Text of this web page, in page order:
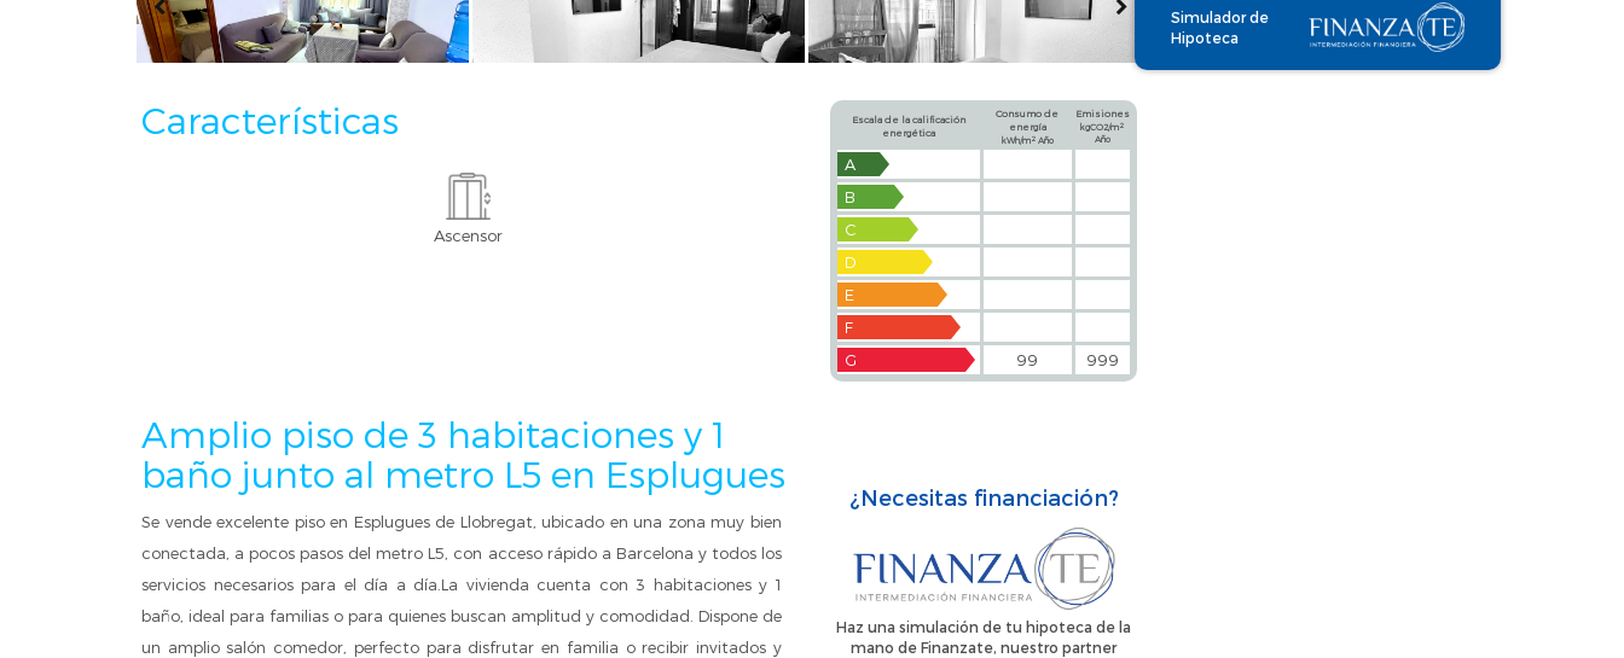
Características
Ascensor
Escala de la calificación
energética
Consumo de
energía
kWh/m2Año
Emisiones
kgCO2/m2
Año
A
B
C
D
E
F
G
99 999
Amplio piso de 3 habitaciones y 1
baño junto al metro L5 en Esplugues
Se vende excelente piso en Esplugues de Llobregat, ubicado en una zona muy bien
conectada, a pocos pasos del metro L5, con acceso rápido a Barcelona y todos los
servicios necesarios para el día a día.La vivienda cuenta con 3 habitaciones y 1
baño, ideal para familias o para quienes buscan amplitud y comodidad. Dispone de
un amplio salón comedor, perfecto para disfrutar en familia o recibir invitados y
¿Necesitas financiación?
Haz una simulación de tu hipoteca de la
mano de Finanzate, nuestro partner
Simulador de
Hipoteca